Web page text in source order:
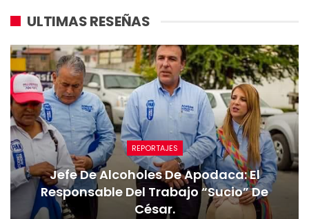
ULTIMAS RESEÑAS
REPORTAJES
Jefe De Alcoholes De Apodaca: El
Responsable Del Trabajo “sucio” De
César.